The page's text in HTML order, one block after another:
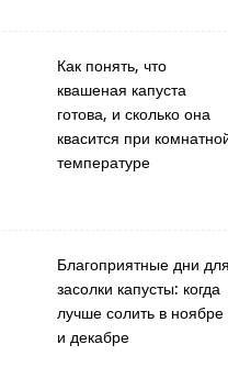
Как понять, что
квашеная капуста
готова, и сколько она
квасится при
температуре
Благоприятные дни для
засолки капусты: когда
лучше солить в ноябре
и декабре